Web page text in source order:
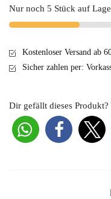
Lack
Base
Menge
Nur noch 5 Stück auf
Kostenloser Versand ab
Sicher zahlen per:
Dir gefällt dieses Produkt?